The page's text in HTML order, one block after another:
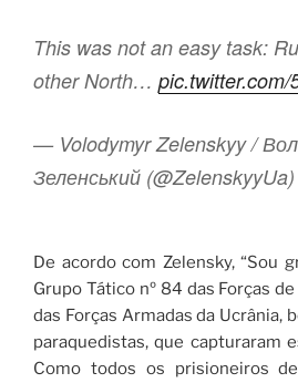
This was not an easy task:
other North… pic.twitter.com/
— Volodymyr Zelenskyy /
Зеленський (@ZelenskyyUa)
De acordo com Zelensky, “Sou
Grupo Tático nº 84 das Forças
das Forças Armadas da Ucrânia,
paraquedistas, que capturaram
Como todos os prisioneiros